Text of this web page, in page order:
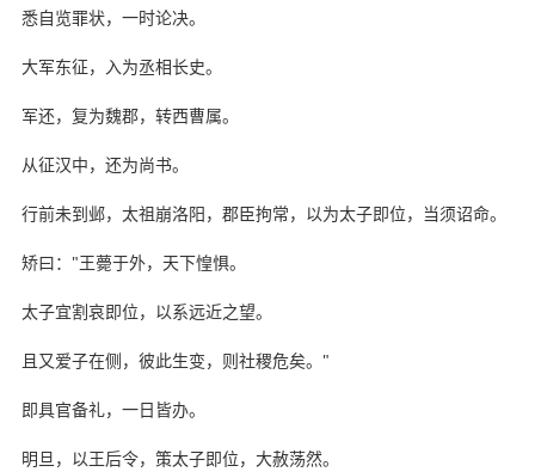
悉自览罪状，一时论决。
大军东征，入为丞相长史。
军还，复为魏郡，转西曹属。
从征汉中，还为尚书。
行前未到邺，太祖崩洛阳，郡臣拘常，以为太子即位，当须诏命。
矫曰："王薨于外，天下惶惧。
太子宜割哀即位，以系远近之望。
且又爱子在侧，彼此生变，则社稷危矣。"
即具官备礼，一日皆办。
明旦，以王后令，策太子即位，大赦荡然。